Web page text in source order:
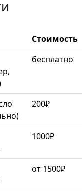
Стоимость
бесплатно
200₽
1000₽
от 1500₽